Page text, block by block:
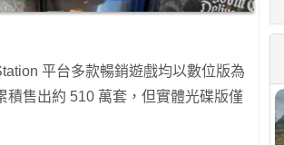
平台多款暢銷遊戲均以數位版為
積售出約 510 萬套，但實體光碟版僅